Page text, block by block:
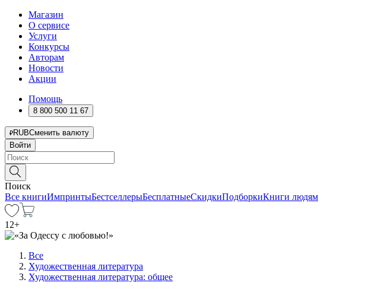
Магазин
О сервисе
Услуги
Конкурсы
Авторам
Новости
Акции
Помощь
8 800 500 11 67
RUBСменить валюту
Войти
Поиск
Все книгиИмпринтыБестселлерыБесплатныеСкидкиПодборкиКниги людям
12+
Все
Художественная литература
Художественная литература: общее